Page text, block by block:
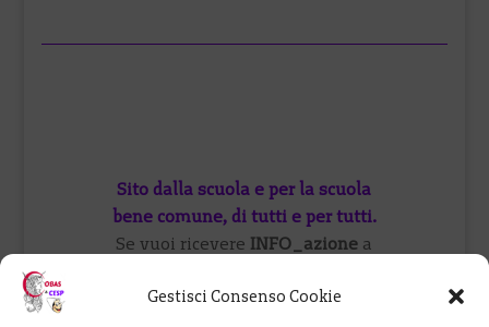
Gestisci Consenso Cookie
Sito dalla scuola e per la scuola
bene comune, di tutti e per tutti.
Se vuoi ricevere INFO_azione a
oppure visita ilforumo vieni a